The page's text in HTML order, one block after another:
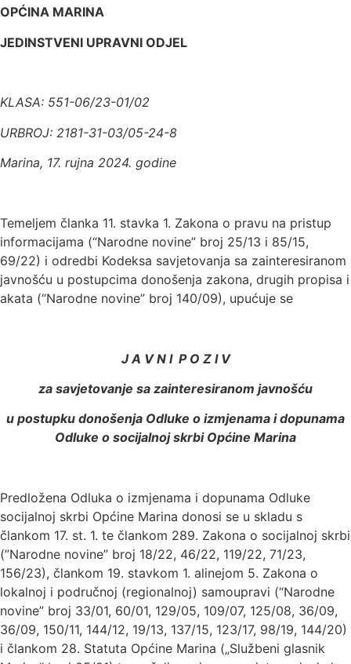
OPĆINA MARINA
JEDINSTVENI UPRAVNI ODJEL
KLASA: 551-06/23-01/02
URBROJ: 2181-31-03/05-24-8
Marina, 17. rujna 2024. godine
Temeljem članka 11. stavka 1. Zakona o pravu na pristup
informacijama (“Narodne novine” broj 25/13 i 85/15,
69/22) i odredbi Kodeksa savjetovanja sa zainteresiranom
javnošću u postupcima donošenja zakona, drugih propisa i
akata (“Narodne novine” broj 140/09), upućuje se
J A V N I P O Z I V
za savjetovanje sa zainteresiranom javnošću
u postupku donošenja Odluke o izmjenama i dopunama
Odluke o socijalnoj skrbi Općine Marina
Predložena Odluka o izmjenama i dopunama Odluke
socijalnoj skrbi Općine Marina donosi se u skladu s
člankom 17. st. 1. te člankom 289. Zakona o socijalnoj skrbi
(”Narodne novine” broj 18/22, 46/22, 119/22, 71/23,
156/23), člankom 19. stavkom 1. alinejom 5. Zakona o
lokalnoj i područnoj (regionalnoj) samoupravi (“Narodne
novine” broj 33/01, 60/01, 129/05, 109/07, 125/08, 36/09,
36/09, 150/11, 144/12, 19/13, 137/15, 123/17, 98/19, 144/20)
i člankom 28. Statuta Općine Marina („Službeni glasnik